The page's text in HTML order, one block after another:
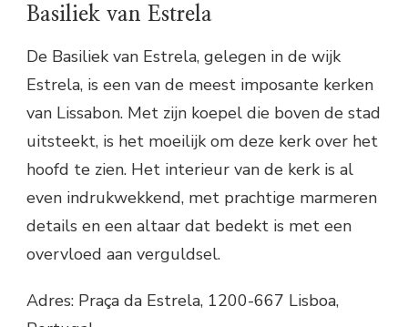
Basiliek van Estrela
De Basiliek van Estrela, gelegen in de wijk
Estrela, is een van de meest imposante kerken
van Lissabon. Met zijn koepel die boven de stad
uitsteekt, is het moeilijk om deze kerk over het
hoofd te zien. Het interieur van de kerk is al
even indrukwekkend, met prachtige marmeren
details en een altaar dat bedekt is met een
overvloed aan verguldsel.
Adres: Praça da Estrela, 1200-667 Lisboa,